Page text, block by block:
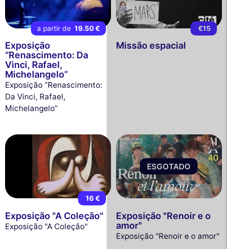
a partir de 19.50 €
Exposição
“Renascimento: Da
Vinci, Rafael,
Michelangelo”
Exposição “Renascimento:
Da Vinci, Rafael,
Michelangelo”
€15
Missão espacial
16 €
Exposição "A Coleção"
Exposição "A Coleção"
ESGOTADO
Exposição "Renoir e o
amor"
Exposição "Renoir e o amor"